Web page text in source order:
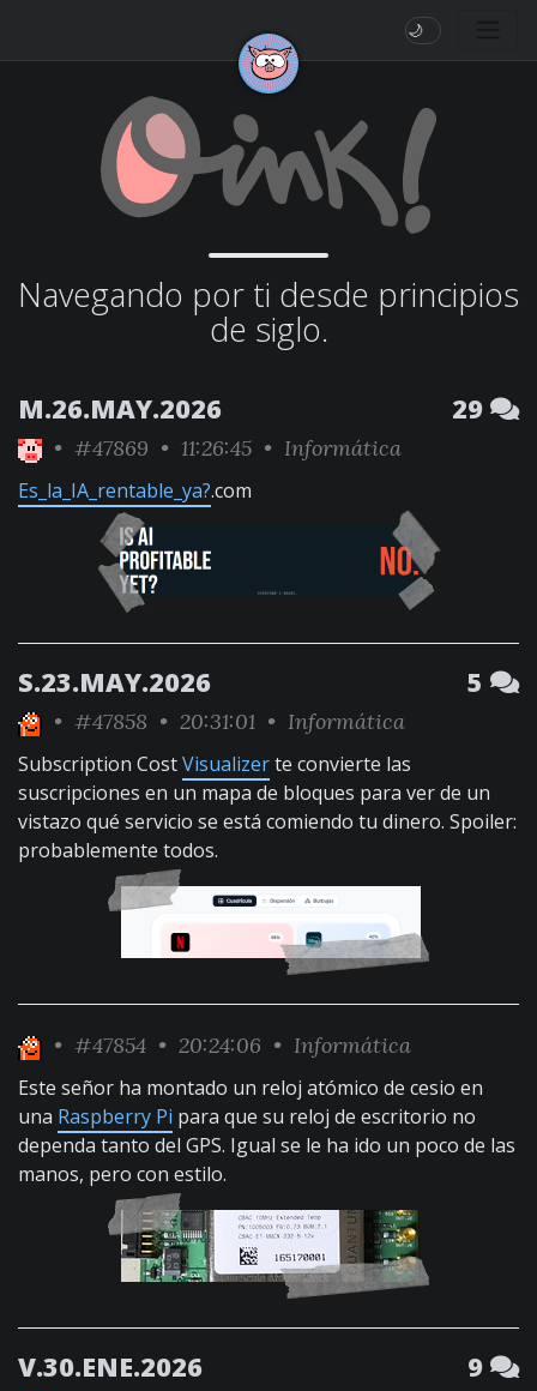
🌙
Navegando por ti desde principios
de siglo.
M.26.MAY.2026 29
• #47869 • 11:26:45 • Informática
Es_la_IA_rentable_ya?.com
S.23.MAY.2026 5
• #47858 • 20:31:01 • Informática
Subscription CostVisualizerte convierte las
suscripciones en un mapa de bloques para ver de un
vistazo qué servicio se está comiendo tu dinero. Spoiler:
probablemente todos.
• #47854 • 20:24:06 • Informática
Este señor ha montado un reloj atómico de cesio en
una Raspberry Pi para que su reloj de escritorio no
dependa tanto del GPS. Igual se le ha ido un poco de las
manos, pero con estilo.
V.30.ENE.2026 9